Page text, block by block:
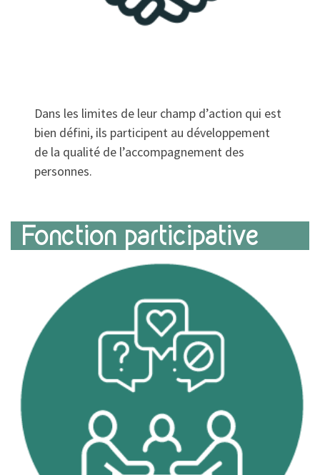
Dans les limites de leur champ d’action qui est
bien défini, ils participent au développement
de la qualité de l’accompagnement des
personnes.
Fonction participative